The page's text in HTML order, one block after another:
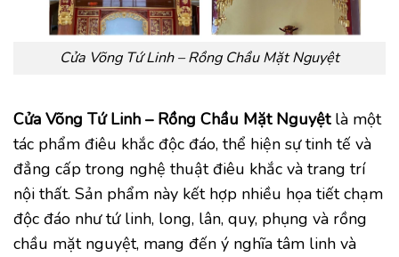
Cửa Võng Tứ Linh – Rồng Chầu Mặt Nguyệt
Cửa Võng Tứ Linh – Rồng Chầu Mặt Nguyệtlà một
tác phẩm điêu khắc độc đáo, thể hiện sự tinh tế và
đẳng cấp trong nghệ thuật điêu khắc và trang trí
nội thất. Sản phẩm này kết hợp nhiều họa tiết chạm
độc đáo như tứ linh, long, lân, quy, phụng và rồng
chầu mặt nguyệt, mang đến ý nghĩa tâm linh và